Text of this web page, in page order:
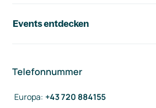
Events entdecken
Telefonnummer
Europa: +43 720 884155